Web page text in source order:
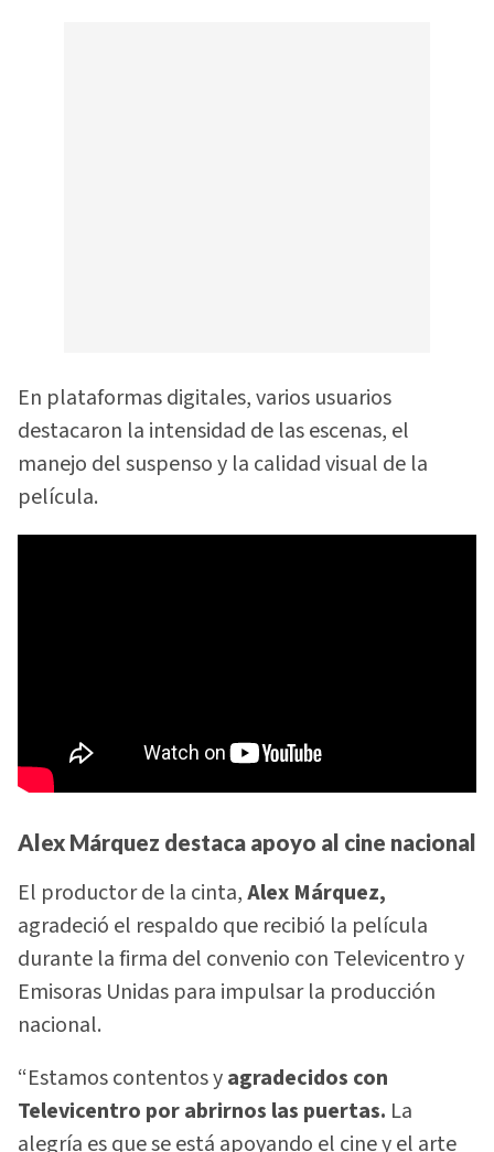
En plataformas digitales, varios usuarios
destacaron la intensidad de las escenas, el
manejo del suspenso y la calidad visual de la
película.
Alex Márquez destaca apoyo al cine nacional
El productor de la cinta,Alex Márquez,
agradeció el respaldo que recibió la película
durante la firma del convenio con Televicentro y
Emisoras Unidas para impulsar la producción
nacional.
“Estamos contentos yagradecidos con
Televicentro por abrirnos las puertas. La
alegría es que se está apoyando el cine y el arte